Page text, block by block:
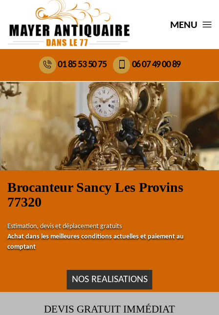
MENU
01 85 53 50 75 06 07 49 00 89
Brocanteur Sancy Les Provins
77320
Estimation, devis et déplacement gratuits
Achat dans les meilleures conditions actuelles et paiement au
comptant
NOS REALISATIONS
DEVIS GRATUIT IMMÉDIAT